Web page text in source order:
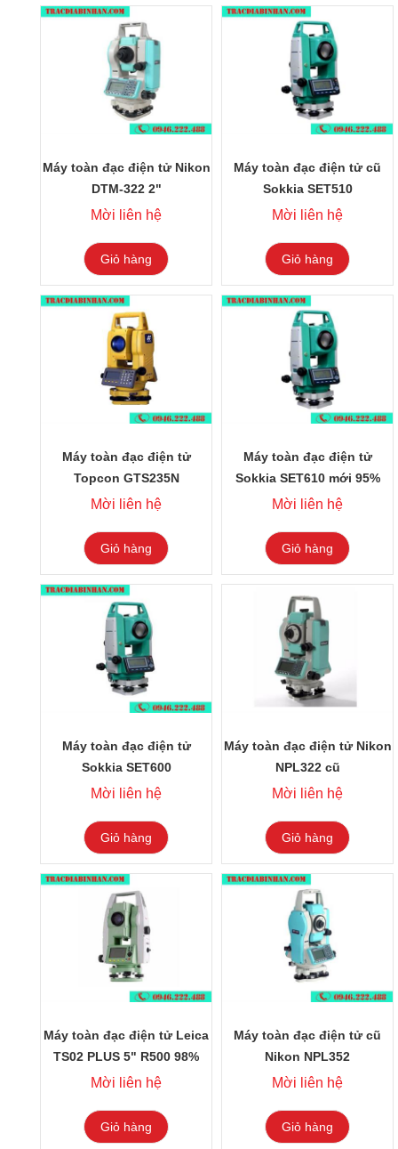
Máy toàn đạc điện tử Nikon
DTM-322 2"
Mời liên hệ
Giỏ hàng
Máy toàn đạc điện tử cũ
Sokkia SET510
Mời liên hệ
Giỏ hàng
Máy toàn đạc điện tử
Topcon GTS235N
Mời liên hệ
Giỏ hàng
Máy toàn đạc điện tử
Sokkia SET610 mới 95%
Mời liên hệ
Giỏ hàng
Máy toàn đạc điện tử
Sokkia SET600
Mời liên hệ
Giỏ hàng
Máy toàn đạc điện tử Nikon
NPL322 cũ
Mời liên hệ
Giỏ hàng
Máy toàn đạc điện tử Leica
TS02 PLUS 5" R500 98%
Mời liên hệ
Giỏ hàng
Máy toàn đạc điện tử cũ
Nikon NPL352
Mời liên hệ
Giỏ hàng